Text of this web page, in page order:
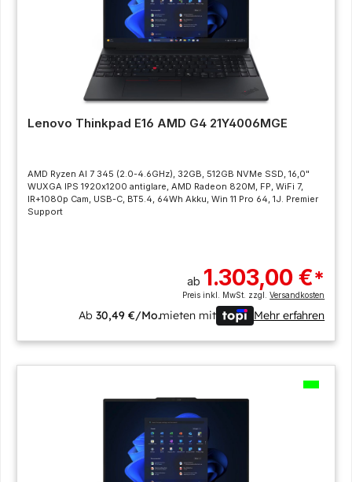
Lenovo Thinkpad E16 AMD G4 21Y4006MGE
AMD Ryzen AI 7 345 (2.0-4.6GHz), 32GB, 512GB NVMe SSD, 16,0"
WUXGA IPS 1920x1200 antiglare, AMD Radeon 820M, FP, WiFi 7,
IR+1080p Cam, USB-C, BT5.4, 64Wh Akku, Win 11 Pro 64, 1J. Premier
Support
ab 1.303,00 €*
Preis inkl. MwSt. zzgl.Versandkosten
Ab30,49 €/Mo.mieten mit Mehr erfahren